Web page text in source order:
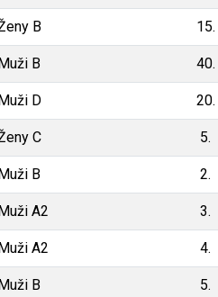
B 15.
B 40.
D 20.
C 5.
B 2.
A2 3.
A2 4.
B 5.